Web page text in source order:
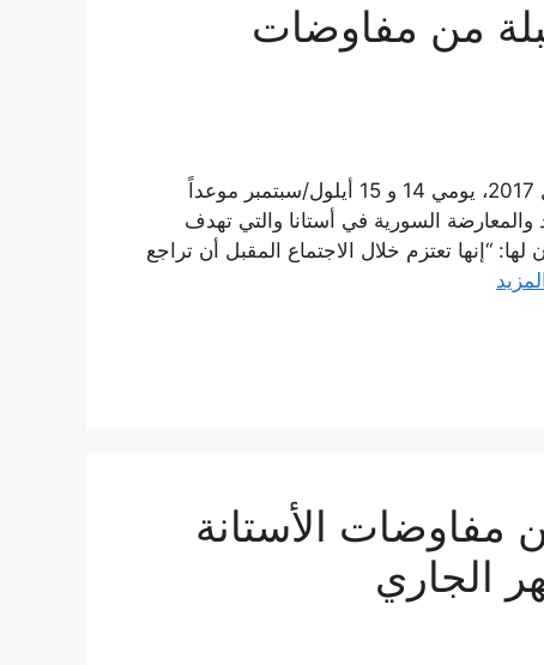
من مفاوضات
حددت وزارة الخارجية الكازاخستانية، اليوم الجمعة 1 أيلول 2017، يومي 14 و 15 أيلول/سبتمبر موعداً
والمعارضة السورية في أستانا والتي تهدف
“إنها تعتزم خلال الاجتماع المقبل أن تراجع
مفاوضات الأستانة